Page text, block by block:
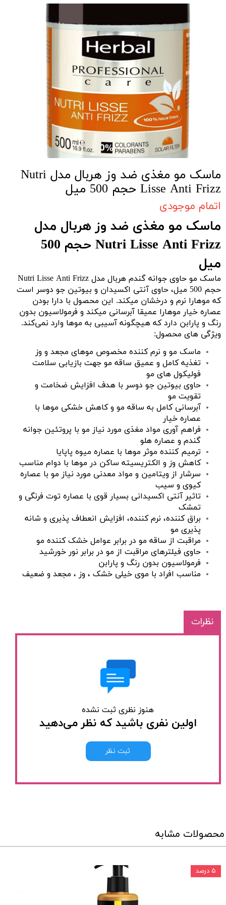
ماسک مو مغذی ضد وز هربال مدل Nutri
Lisse Anti Frizz حجم 500 میل
اتمام موجودی
ماسک مو مغذی ضد وز هربال مدل
Nutri Lisse Anti Frizz حجم 500
میل
ماسک مو حاوی جوانه گندم هربال مدل Nutri Lisse Anti Frizz
حجم 500 میل، حاوی آنتی اکسیدان و بیوتین جو دوسر است
که موهارا نرم و درخشان میکند. این محصول با دارا بودن
عصاره خیار موهارا عمیقاآبرسانی میکند و فرمولاسیون بدون
رنگ و پارابن دارد که هیچگونه آسیبی به موها وارد نمی‌کند.
ویژگی های محصول:
ماسک مو و نرم کننده مخصوص موهای مجعد و وز
تغذیه کامل و عمیق ساقه مو جهت بازیابی سلامت
فولیکول های مو
حاوی بیوتین جو دوسر با هدف افزایش ضخامت و
تقویت مو
آبرسانی کامل به ساقه مو و کاهش خشکی موها با
عصاره خیار
فراهم آوری مواد مغذی مورد نیاز مو با پروتئین جوانه
گندم و عصاره هلو
ترمیم کننده موثر موها با عصاره میوه پاپایا
کاهش وز و الکتریسیته ساکن در موها با دوام مناسب
سرشار از ویتامین و مواد معدنی مورد نیاز مو با عصاره
کیوی و سیب
تاثیر آنتی اکسیدانی بسیار قوی با عصاره توت فرنگی و
تمشک
براق کننده، نرم کننده، افزایش انعطاف پذیری و شانه
پذیری مو
مراقبت از ساقه مو در برابر عوامل خشک کننده مو
حاوی فیلترهای مراقبت از مو در برابر نور خورشید
فرمولاسیون بدون رنگ و پارابن
مناسب افراد با موی خیلی خشک ، وز ، مجعد و ضعیف
نظرات
هنوز نظری ثبت نشده
اولین نفری باشید که نظر می‌دهید
ثبت نظر
محصولات مشابه
۵ درصد